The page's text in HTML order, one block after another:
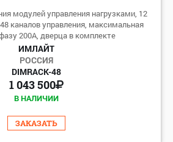
модулей управления нагрузками, 12
каналов управления, максимальная
200А, дверца в комплекте
ИМЛАЙТ
РОССИЯ
DIMRACK-48
1 043 500
В НАЛИЧИИ
ЗАКАЗАТЬ